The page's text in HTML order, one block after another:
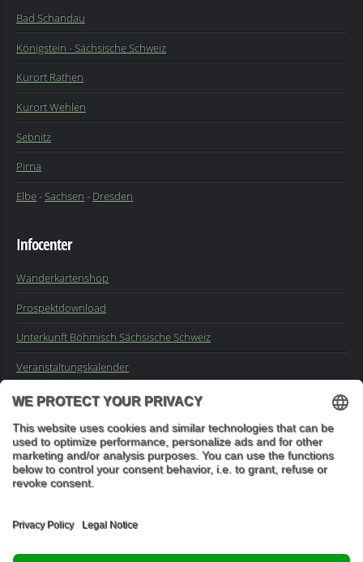
Bad Schandau
Königstein - Sächsische Schweiz
Kurort Rathen
Kurort Wehlen
Sebnitz
Pirna
Elbe-Sachsen - Dresden
Infocenter
Wanderkartenshop
Prospektdownload
Unterkunft Böhmisch Sächsische Schweiz
Veranstaltungskalender
Impressum
Buchungsanfrage
"In den Wäldern sind Dinge, über die nachzudenken man jahrelang